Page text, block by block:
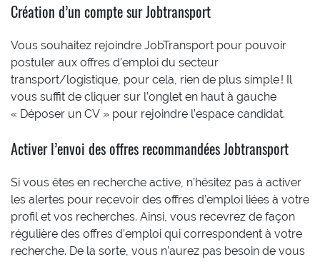
Création d’un compte sur Jobtransport
Vous souhaitez rejoindre JobTransport pour pouvoir
postuler aux offres d’emploi du secteur
transport/logistique, pour cela, rien de plus simple ! Il
vous suffit de cliquer sur l’onglet en haut à gauche
« Déposer un CV » pour rejoindre l’espace candidat.
Activer l’envoi des offres recommandées Jobtransport
Si vous êtes en recherche active, n’hésitez pas à activer
les alertes pour recevoir des offres d’emploi liées à votre
profil et vos recherches. Ainsi, vous recevrez de façon
régulière des offres d’emploi qui correspondent à votre
recherche. De la sorte, vous n’aurez pas besoin de vous